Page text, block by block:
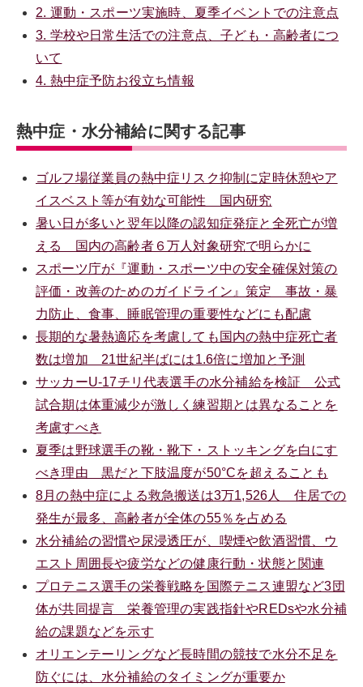
2. 運動・スポーツ実施時、夏季イベントでの注意点
3. 学校や日常生活での注意点、子ども・高齢者につ
いて
4. 熱中症予防お役立ち情報
熱中症・水分補給に関する記事
ゴルフ場従業員の熱中症リスク抑制に定時休憩やア
イスベスト等が有効な可能性 国内研究
暑い日が多いと翌年以降の認知症発症と全死亡が増
える 国内の高齢者６万人対象研究で明らかに
スポーツ庁が『運動・スポーツ中の安全確保対策の
評価・改善のためのガイドライン』策定 事故・暴
力防止、食事、睡眠管理の重要性などにも配慮
長期的な暑熱適応を考慮しても国内の熱中症死亡者
数は増加 21世紀半ばには1.6倍に増加と予測
サッカーU-17チリ代表選手の水分補給を検証 公式
試合期は体重減少が激しく練習期とは異なることを
考慮すべき
夏季は野球選手の靴・靴下・ストッキングを白にす
べき理由 黒だと下肢温度が50°Cを超えることも
8月の熱中症による救急搬送は3万1,526人 住居での
発生が最多、高齢者が全体の55％を占める
水分補給の習慣や尿浸透圧が、喫煙や飲酒習慣、ウ
エスト周囲長や疲労などの健康行動・状態と関連
プロテニス選手の栄養戦略を国際テニス連盟など3団
体が共同提言 栄養管理の実践指針やREDsや水分補
給の課題などを示す
オリエンテーリングなど長時間の競技で水分不足を
防ぐには、水分補給のタイミングが重要か